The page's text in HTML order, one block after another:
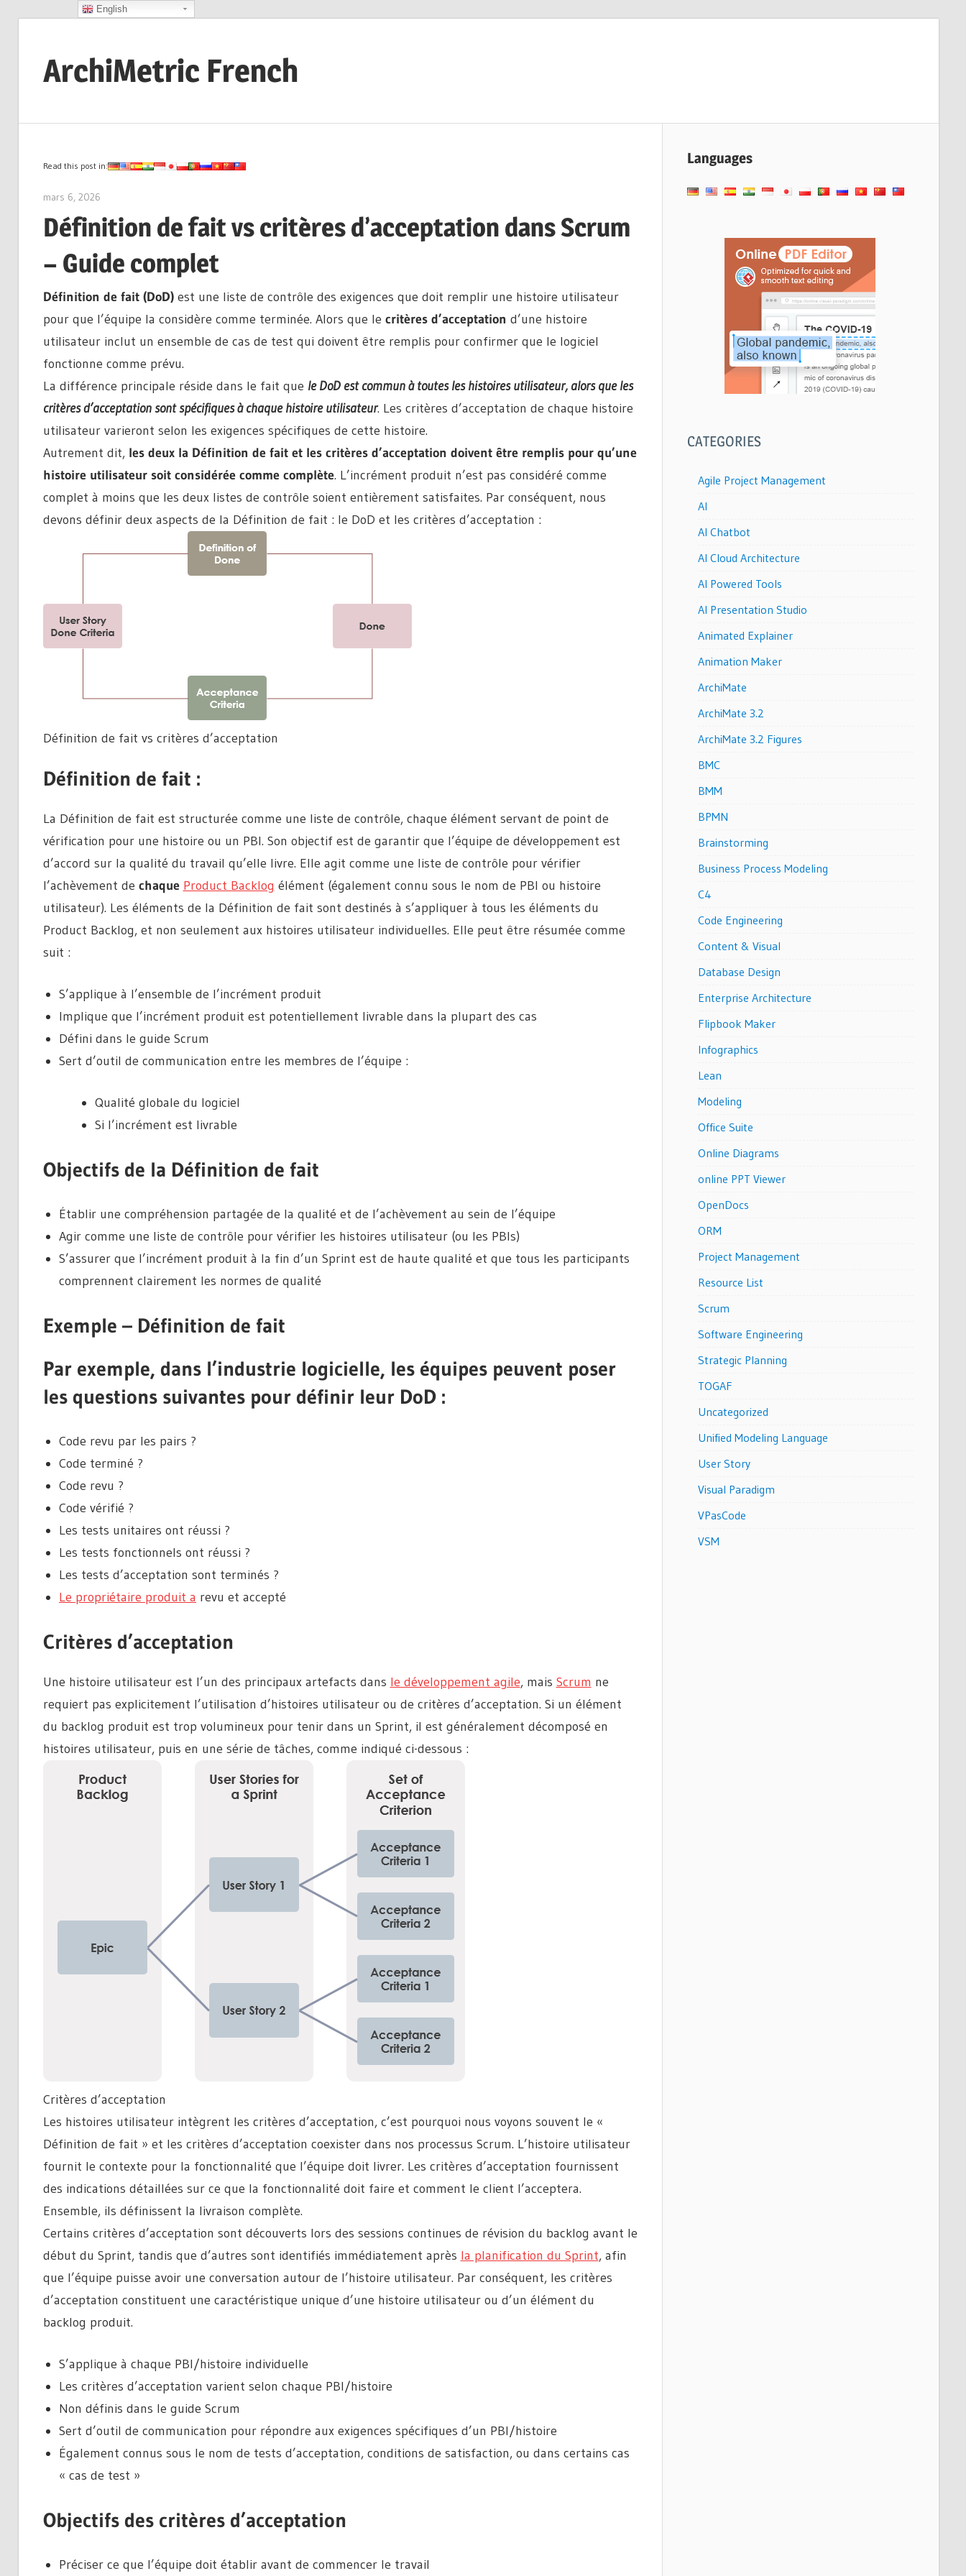
contentArchiMetric French
Dev
Scrum,
More
Read this post in:
mars 6, 2026
Définition de fait vs critères d’acceptation dans Scrum
– Guide complet
Définition de fait (DoD)est une liste de contrôle des exigences que doit remplir une histoire utilisateur
pour que l’équipe la considère comme terminée. Alors que le critères d’acceptation d’une histoire
utilisateur inclut un ensemble de cas de test qui doivent être remplis pour confirmer que le logiciel
fonctionne comme prévu.
La différence principale réside dans le fait que le DoD est commun à toutes les histoires utilisateur, alors que les
critères d’acceptation sont spécifiques à chaque histoire utilisateur. Les critères d’acceptation de chaque histoire
utilisateur varieront selon les exigences spécifiques de cette histoire.
Autrement dit, les deux la Définition de fait et les critères d’acceptation doivent être remplis pour qu’une
histoire utilisateur soit considérée comme complète. L’incrément produit n’est pas considéré comme
complet à moins que les deux listes de contrôle soient entièrement satisfaites. Par conséquent, nous
devons définir deux aspects de la Définition de fait : le DoD et les critères d’acceptation :
Définition de fait vs critères d’acceptation
Définition de fait :
La Définition de fait est structurée comme une liste de contrôle, chaque élément servant de point de
vérification pour une histoire ou un PBI. Son objectif est de garantir que l’équipe de développement est
d’accord sur la qualité du travail qu’elle livre. Elle agit comme une liste de contrôle pour vérifier
l’achèvement de chaque Product Backlog élément (également connu sous le nom de PBI ou histoire
utilisateur). Les éléments de la Définition de fait sont destinés à s’appliquer à tous les éléments du
Product Backlog, et non seulement aux histoires utilisateur individuelles. Elle peut être résumée comme
suit :
S’applique à l’ensemble de l’incrément produit
Implique que l’incrément produit est potentiellement livrable dans la plupart des cas
Défini dans le guide Scrum
Sert d’outil de communication entre les membres de l’équipe :
Qualité globale du logiciel
Si l’incrément est livrable
Objectifs de la Définition de fait
Établir une compréhension partagée de la qualité et de l’achèvement au sein de l’équipe
Agir comme une liste de contrôle pour vérifier les histoires utilisateur (ou les PBIs)
S’assurer que l’incrément produit à la fin d’un Sprint est de haute qualité et que tous les participants
comprennent clairement les normes de qualité
Exemple – Définition de fait
Par exemple, dans l’industrie logicielle, les équipes peuvent poser
les questions suivantes pour définir leur DoD :
Code revu par les pairs ?
Code terminé ?
Code revu ?
Code vérifié ?
Les tests unitaires ont réussi ?
Les tests fonctionnels ont réussi ?
Les tests d’acceptation sont terminés ?
Le propriétaire produit a revu et accepté
Critères d’acceptation
Une histoire utilisateur est l’un des principaux artefacts dans le développement agile, mais Scrum ne
requiert pas explicitement l’utilisation d’histoires utilisateur ou de critères d’acceptation. Si un élément
du backlog produit est trop volumineux pour tenir dans un Sprint, il est généralement décomposé en
histoires utilisateur, puis en une série de tâches, comme indiqué ci-dessous :
Critères d’acceptation
Les histoires utilisateur intègrent les critères d’acceptation, c’est pourquoi nous voyons souvent le «
Définition de fait » et les critères d’acceptation coexister dans nos processus Scrum. L’histoire utilisateur
fournit le contexte pour la fonctionnalité que l’équipe doit livrer. Les critères d’acceptation fournissent
des indications détaillées sur ce que la fonctionnalité doit faire et comment le client l’acceptera.
Ensemble, ils définissent la livraison complète.
Certains critères d’acceptation sont découverts lors des sessions continues de révision du backlog avant le
début du Sprint, tandis que d’autres sont identifiés immédiatement après la planification du Sprint, afin
que l’équipe puisse avoir une conversation autour de l’histoire utilisateur. Par conséquent, les critères
d’acceptation constituent une caractéristique unique d’une histoire utilisateur ou d’un élément du
backlog produit.
S’applique à chaque PBI/histoire individuelle
Les critères d’acceptation varient selon chaque PBI/histoire
Non définis dans le guide Scrum
Sert d’outil de communication pour répondre aux exigences spécifiques d’un PBI/histoire
Également connus sous le nom de tests d’acceptation, conditions de satisfaction, ou dans certains cas
« cas de test »
Objectifs des critères d’acceptation
Préciser ce que l’équipe doit établir avant de commencer le travail
Languages
CATEGORIES
Agile Project Management
AI
AI Chatbot
AI Cloud Architecture
AI Powered Tools
AI Presentation Studio
Animated Explainer
Animation Maker
ArchiMate
ArchiMate 3.2
ArchiMate 3.2 Figures
BMC
BMM
BPMN
Brainstorming
Business Process Modeling
C4
Code Engineering
Content & Visual
Database Design
Enterprise Architecture
Flipbook Maker
Infographics
Lean
Modeling
Office Suite
Online Diagrams
online PPT Viewer
OpenDocs
ORM
Project Management
Resource List
Scrum
Software Engineering
Strategic Planning
TOGAF
Uncategorized
Unified Modeling Language
User Story
Visual Paradigm
VPasCode
VSM
English